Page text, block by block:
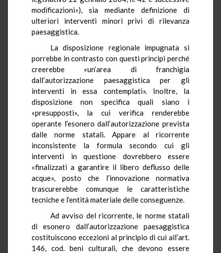
modificazioni»), sia mediante definizione di
ulteriori interventi minori privi di rilevanza
paesaggistica.
La disposizione regionale impugnata si
porrebbe in contrasto con questi principi perché
creerebbe «un’area di franchigia
dall’autorizzazione paesaggistica per gli
interventi in essa contemplati». Inoltre, la
disposizione non specifica quali siano i
«presupposti», la cui verifica renderebbe
operante l’esonero dall’autorizzazione prevista
dalle norme statali. Appare al ricorrente
inconsistente la formula secondo cui gli
interventi in questione dovrebbero essere
«finalizzati a garantire il libero deflusso delle
acque», posto che l’innovazione normativa
trascurerebbe comunque le caratteristiche
tecniche e l’entità materiale delle conseguenze.
Ad avviso del ricorrente, le norme statali
di esonero dall’autorizzazione paesaggistica
costituiscono eccezioni al principio di cui all’art.
146, cod. beni culturali, che devono essere